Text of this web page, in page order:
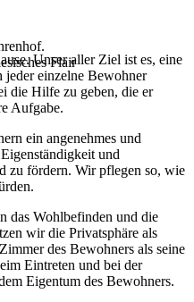
Flair
Unser aller Ziel ist es, eine
jeder einzelne Bewohner
die Hilfe zu geben, die er
Aufgabe.
ein angenehmes und
und
zu fördern. Wir pflegen so, wie
das Wohlbefinden und die
wir die Privatsphäre als
des Bewohners als seine
Eintreten und bei der
Eigentum des Bewohners.